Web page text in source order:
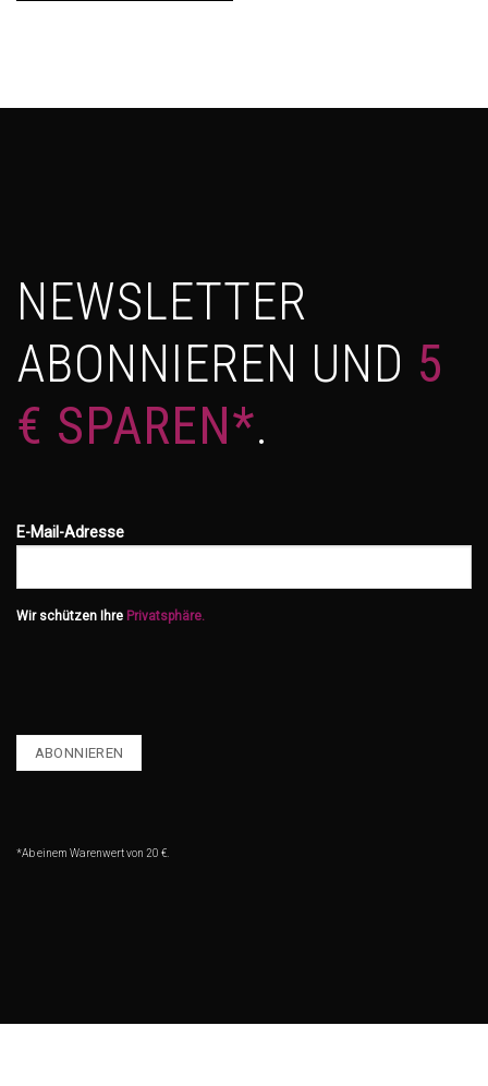
NEWSLETTER
ABONNIEREN UND 5
€ SPAREN*.
E-Mail-Adresse
Wir schützen Ihre Privatsphäre.
*Ab einem Warenwert von 20 €.